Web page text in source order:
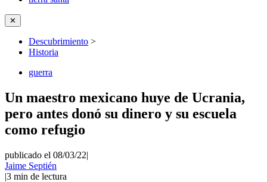
✕
Descubrimiento >
Historia
guerra
Un maestro mexicano huye de Ucrania,
pero antes donó su dinero y su escuela
como refugio
publicado el 08/03/22|
Jaime Septién
|3 min de lectura